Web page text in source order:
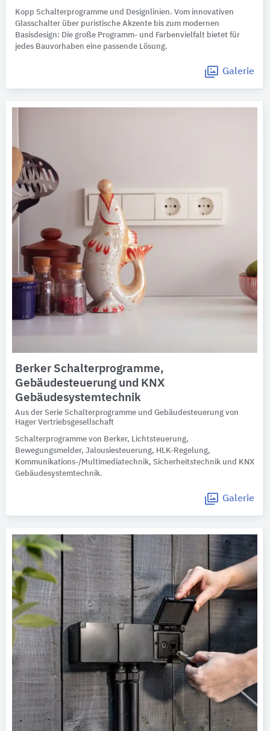
Kopp Schalterprogramme und Designlinien. Vom innovativen
Glasschalter über puristische Akzente bis zum modernen
Basisdesign: Die große Programm- und Farbenvielfalt bietet für
jedes Bauvorhaben eine passende Lösung.
Galerie
Berker Schalterprogramme,
Gebäudesteuerung und KNX
Gebäudesystemtechnik
Aus der Serie Schalterprogramme und Gebäudesteuerung von
Hager Vertriebsgesellschaft
Schalterprogramme von Berker, Lichtsteuerung,
Bewegungsmelder, Jalousiesteuerung, HLK-Regelung,
Kommunikations-/Multimediatechnik, Sicherheitstechnik und KNX
Gebäudesystemtechnik.
Galerie